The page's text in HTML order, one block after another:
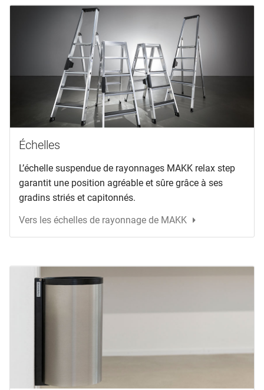
Échelles
L’échelle suspendue de rayonnages MAKK relax step
garantit une position agréable et sûre grâce à ses
gradins striés et capitonnés.
Vers les échelles de rayonnage de MAKK